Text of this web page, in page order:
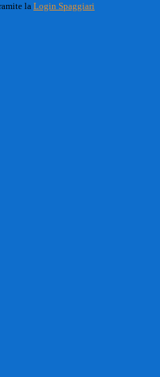
la Login Spaggiari